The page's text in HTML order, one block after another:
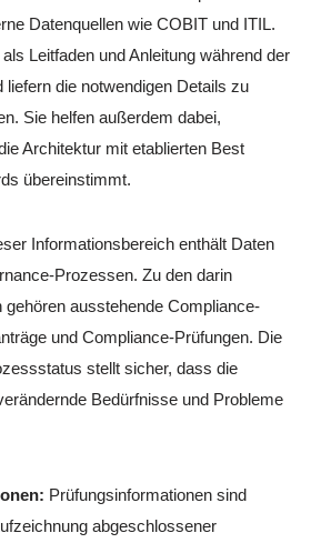
Datenquellen wie COBIT und ITIL.
Leitfaden und Anleitung während der
die notwendigen Details zu
Sie helfen außerdem dabei,
Architektur mit etablierten Best
übereinstimmt.
Informationsbereich enthält Daten
Prozessen. Zu den darin
gehören ausstehende Compliance-
und Compliance-Prüfungen. Die
stellt sicher, dass die
Bedürfnisse und Probleme
Prüfungsinformationen sind
abgeschlossener